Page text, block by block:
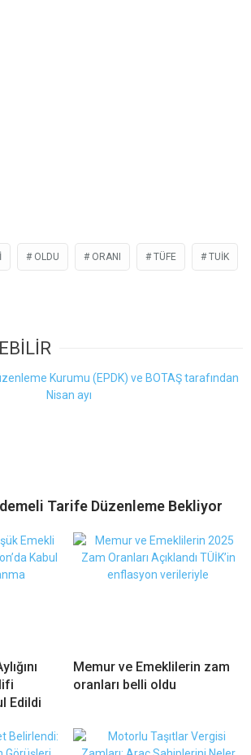
OLDU ORANI TÜFE TUIK
Tarife Düzenleme Bekliyor
Edildi
Memur ve Emeklilerin zam
oranları belli oldu